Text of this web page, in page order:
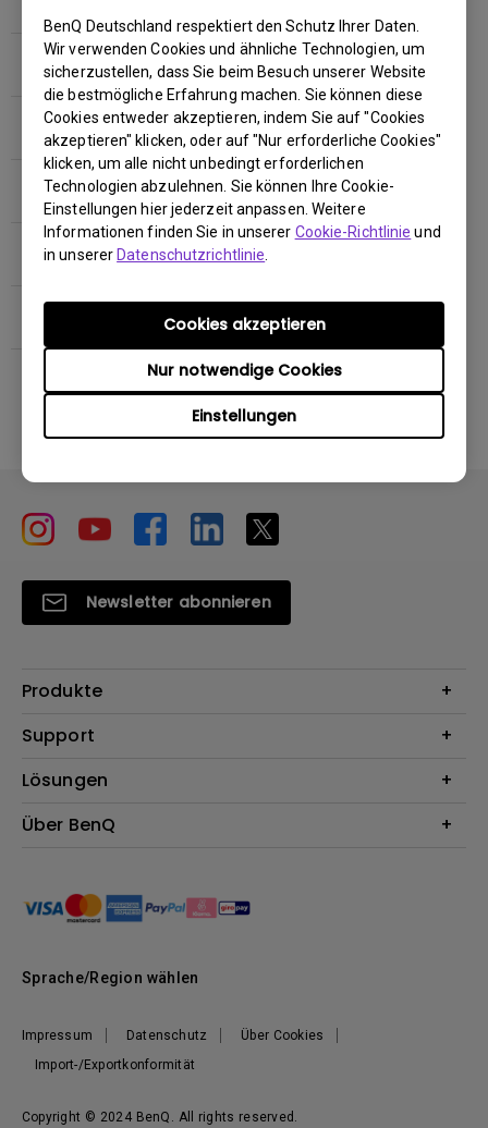
BenQ Deutschland respektiert den Schutz Ihrer Daten.
Wir verwenden Cookies und ähnliche Technologien, um
sicherzustellen, dass Sie beim Besuch unserer Website
die bestmögliche Erfahrung machen. Sie können diese
Cookies entweder akzeptieren, indem Sie auf "Cookies
akzeptieren" klicken, oder auf "Nur erforderliche Cookies"
klicken, um alle nicht unbedingt erforderlichen
Technologien abzulehnen. Sie können Ihre Cookie-
Einstellungen hier jederzeit anpassen. Weitere
Informationen finden Sie in unserer Cookie-Richtlinie und
in unserer Datenschutzrichtlinie
Einstellungen
Nur notwendige Cookies
Cookies akzeptieren
e-Sports
Digital Signage
Interaktive Flatpanel
Lautsprecher
Newsletter abonnieren
Produkte
Beamer
Lampen
Webcams
Support
Kontakt
Reparaturservice
Onlineshop FAQ
BenQ Blog
Lösungen
Für Unternehmen
Über BenQ
Nachhaltigkeit
News
Copyright © 2024 BenQ. All rights reserved.
Impressum Datenschutz
Über Cookies
Import-/Exportkonformität
Sprache/Region wählen